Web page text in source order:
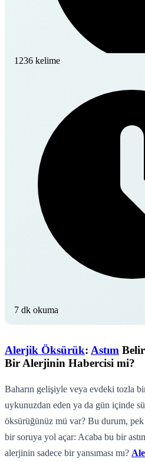
1236 kelime
7 dk okuma
Alerjik Öksürük: Astım
Bir Alerjinin Habercisi mi?
Baharın gelişiyle veya evdeki tozla
uykunuzdan eden ya da gün içinde
öksürüğünüz mü var? Bu durum, pek
bir soruya yol açar: Acaba bu bir
alerjinin sadece bir yansıması mı?